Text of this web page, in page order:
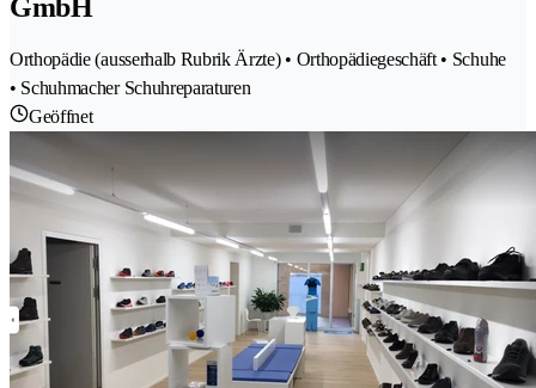
GmbH
Orthopädie (ausserhalb Rubrik Ärzte) • Orthopädiegeschäft • Schuhe
• Schuhmacher Schuhreparaturen
Geöffnet